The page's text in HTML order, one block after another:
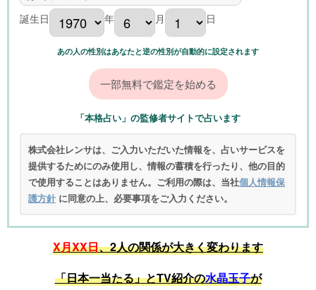
誕生日 年 月 日
あの人の性別はあなたと逆の性別が自動的に設定されます
「本格占い」の監修者サイトで占います
株式会社レンサは、ご入力いただいた情報を、占いサービスを
提供するためにのみ使用し、情報の蓄積を行ったり、他の目的
で使用することはありません。ご利用の際は、当社個人情報保
護方針 に同意の上、必要事項をご入力ください。
X月XX日、2人の関係が大きく変わります
「日本一当たる」とTV紹介の水晶玉子が